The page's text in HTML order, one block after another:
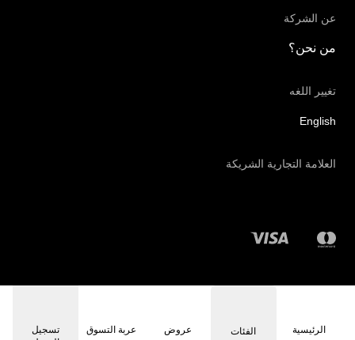
عن الشركة
من نحن؟
تغيير اللغه
English
العلامة التجارية الشريكة
©2026 - مزايا | جميع الحقوق محفوظة الرئيسية الفئات عروض عربة التسوق
تسجيل